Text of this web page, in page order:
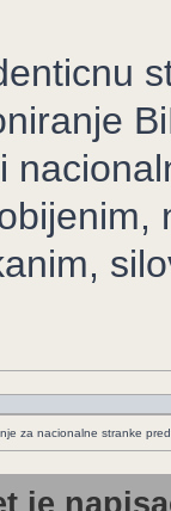
za nacionalne stranke
je